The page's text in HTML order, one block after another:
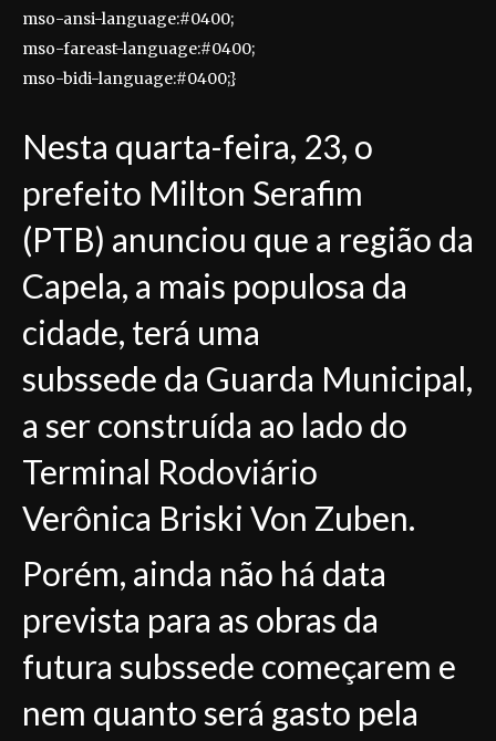
mso-ansi-language:#0400;
mso-fareast-language:#0400;
mso-bidi-language:#0400;}
Nesta quarta-feira, 23, o
prefeito Milton Serafim
(PTB) anunciou que a região da
Capela, a mais populosa da
cidade, terá uma
subssede da Guarda Municipal,
a ser construída ao lado do
Terminal Rodoviário
Verônica Briski Von Zuben.
Porém, ainda não há data
prevista para as obras da
futura subssede começarem e
nem quanto será gasto pela